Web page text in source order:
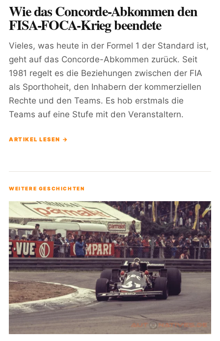
Wie das Concorde-Abkommen den
FISA-FOCA-Krieg beendete
Vieles, was heute in der Formel 1 der Standard ist,
geht auf das Concorde-Abkommen zurück. Seit
1981 regelt es die Beziehungen zwischen der FIA
als Sporthoheit, den Inhabern der kommerziellen
Rechte und den Teams. Es hob erstmals die
Teams auf eine Stufe mit den Veranstaltern.
ARTIKEL LESEN →
WEITERE GESCHICHTEN